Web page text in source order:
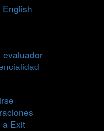
English
evaluador
a Exit